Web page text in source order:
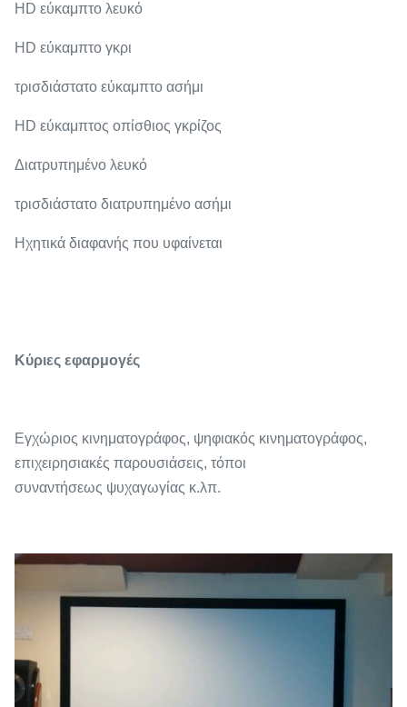
HD εύκαμπτο λευκό
HD εύκαμπτο γκρι
τρισδιάστατο εύκαμπτο ασήμι
HD εύκαμπτος οπίσθιος γκρίζος
Διατρυπημένο λευκό
τρισδιάστατο διατρυπημένο ασήμι
Ηχητικά διαφανής που υφαίνεται
Κύριες εφαρμογές
Εγχώριος κινηματογράφος, ψηφιακός κινηματογράφος,
επιχειρησιακές παρουσιάσεις, τόποι
συναντήσεως ψυχαγωγίας κ.λπ.